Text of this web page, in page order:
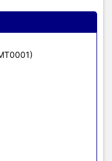
những file excel của kế
mượt mà nhờ RAM 8Gb
256Gb M.2 PCIe
tính